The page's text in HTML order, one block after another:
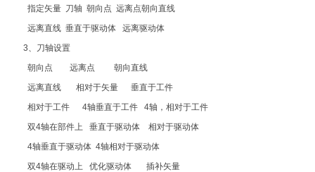
指定矢量 刀轴 朝向点 远离点朝向直线
远离直线 垂直于驱动体 远离驱动体
3、刀轴设置
朝向点 远离点 朝向直线
远离直线 相对于矢量 垂直于工件
相对于工件 4轴垂直于工件 4轴，相对于工件
双4轴在部件上 垂直于驱动体 相对于驱动体
4轴垂直于驱动体 4轴相对于驱动体
双4轴在驱动上 优化驱动体 插补矢量